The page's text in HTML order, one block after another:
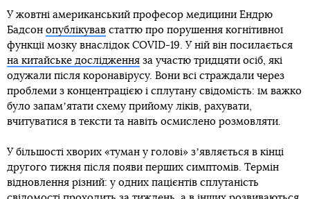
У жовтні американський професор медицини Ендрю
Бадсон опублікував статтю про порушення когнітивної
функції мозку внаслідок COVID-19. У ній він посилається
на китайське дослідження за участю тридцяти осіб, які
одужали після коронавірусу. Вони всі страждали через
проблеми з концентрацією і сплутану свідомість: їм важко
було запамʼятати схему прийому ліків, рахувати,
вчитуватися в тексти та навіть осмислено розмовляти.
У більшості хворих «туман у голові» зʼявляється в кінці
другого тижня після появи перших симптомів. Термін
відновлення різний: у одних пацієнтів сплутаність